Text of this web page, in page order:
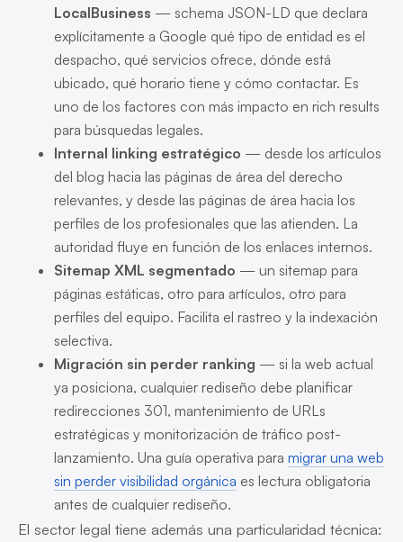
LocalBusiness — schema JSON-LD que declara
explícitamente a Google qué tipo de entidad es el
despacho, qué servicios ofrece, dónde está
ubicado, qué horario tiene y cómo contactar. Es
uno de los factores con más impacto en rich results
para búsquedas legales.
Internal linking estratégico — desde los artículos
del blog hacia las páginas de área del derecho
relevantes, y desde las páginas de área hacia los
perfiles de los profesionales que las atienden. La
autoridad fluye en función de los enlaces internos.
Sitemap XML segmentado — un sitemap para
páginas estáticas, otro para artículos, otro para
perfiles del equipo. Facilita el rastreo y la indexación
selectiva.
Migración sin perder ranking — si la web actual
ya posiciona, cualquier rediseño debe planificar
redirecciones 301, mantenimiento de URLs
estratégicas y monitorización de tráfico post-
lanzamiento. Una guía operativa para migrar una web
sin perder visibilidad orgánica es lectura obligatoria
antes de cualquier rediseño.
El sector legal tiene además una particularidad técnica: